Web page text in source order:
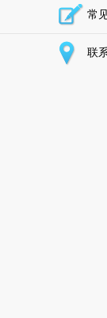
常
联